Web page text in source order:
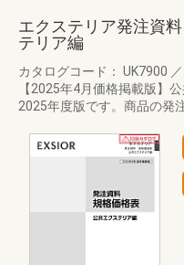
エクステリア発注資
テリア編
カタログコード： UK7900 ／
【2025年4月価格掲載版】
2025年度版です。商品の発